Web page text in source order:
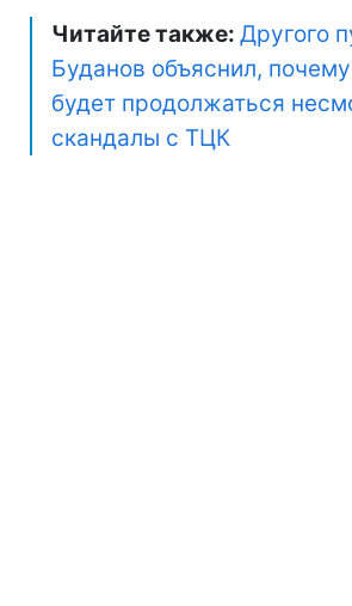
Читайте также: Другого
Буданов объяснил,
будет продолжаться
скандалы с ТЦК